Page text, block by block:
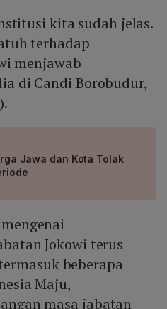
kita sudah jelas.
terhadap
menjawab
di Candi Borobudur,
Jawa dan Kota Tolak
Jokowi terus
beberapa
Maju,
masa jabatan